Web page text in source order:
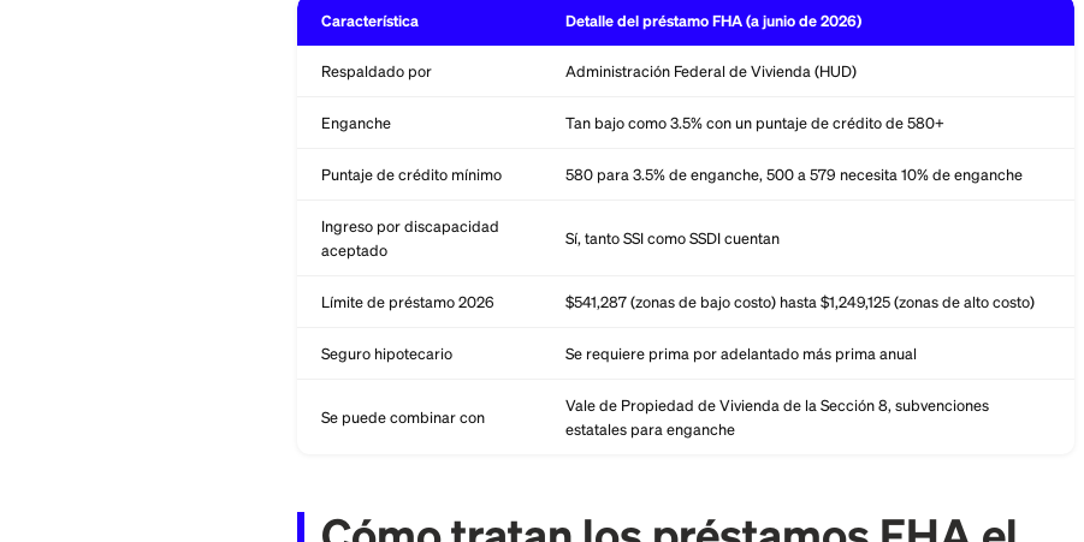
Datos clave de un vistazo
Característica Detalle del préstamo FHA (a junio de 2026)
Respaldado por Administración Federal de Vivienda (HUD)
Enganche Tan bajo como 3.5% con un puntaje de crédito de
Puntaje de crédito mínimo 580 para 3.5% de enganche, 500 a 579 necesita
Ingreso por discapacidad
Sí, tanto SSI como SSDI cuentan
Límite de préstamo 2026 $541,287 (zonas de bajo costo) hasta $1,249,125